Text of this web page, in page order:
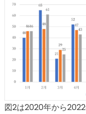
図2は2020年から